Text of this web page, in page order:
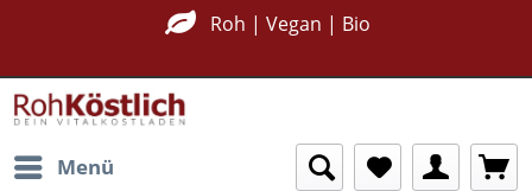
Roh | Vegan | Bio
Menü